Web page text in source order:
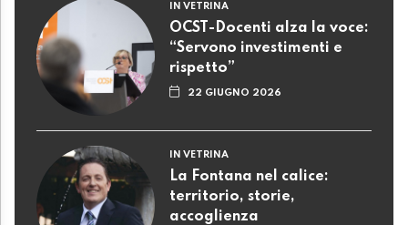
IN VETRINA
OCST-Docenti alza la voce:
“Servono investimenti e
rispetto”
22 GIUGNO 2026
IN VETRINA
La Fontana nel calice:
territorio, storie,
accoglienza